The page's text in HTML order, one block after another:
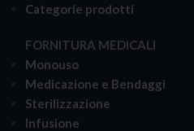
Categorie prodotti
FORNITURA MEDICALI
Monouso
Medicazione e Bendaggi
Sterilizzazione
Infusione